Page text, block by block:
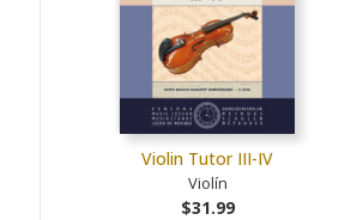
Violin Tutor III-IV
Violín
$31.99